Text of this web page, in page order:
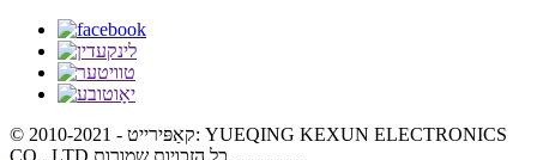
© קאַפּירייט - 2010-2021: YUEQING KEXUN ELECTRONICS
CO., LTD כל הזכויות שמורות. , , , , , , ,